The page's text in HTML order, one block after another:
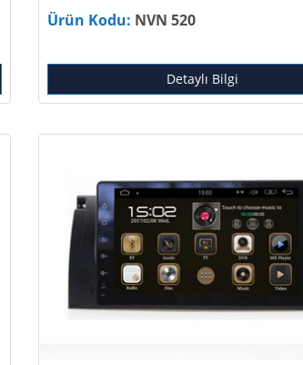
Ürün Kodu: NVN 520
Detaylı Bilgi